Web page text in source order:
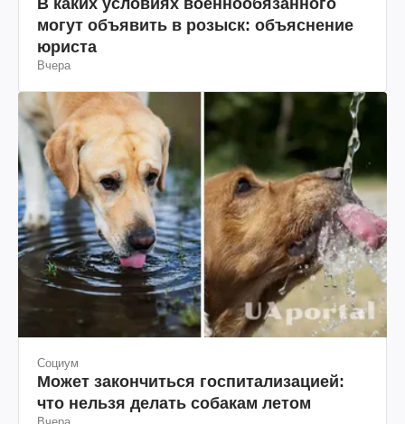
В каких условиях военнообязанного
могут объявить в розыск: объяснение
юриста
Социум
Может закончиться госпитализацией:
что нельзя делать собакам летом